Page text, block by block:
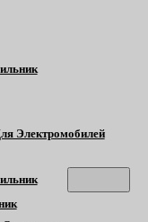
Электромобилей